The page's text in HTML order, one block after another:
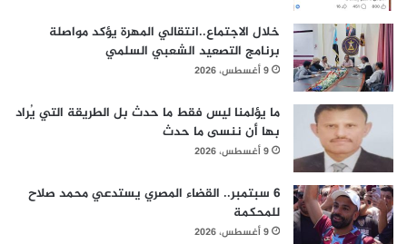
خلال الاجتماع..انتقالي المهرة يؤكد مواصلة
برنامج التصعيد الشعبي السلمي
9 أغسطس، 2026
ما يؤلمنا ليس فقط ما حدث بل الطريقة التي يُراد
بها أن ننسى ما حدث
9 أغسطس، 2026
6 سبتمبر.. القضاء المصري يستدعي محمد صلاح
للمحكمة
9 أغسطس، 2026